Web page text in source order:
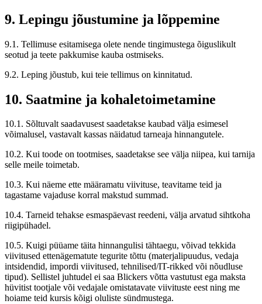
9. Lepingu jõustumine ja lõppemine
9.1. Tellimuse esitamisega olete nende tingimustega õiguslikult
seotud ja teete pakkumise kauba ostmiseks.
9.2. Leping jõustub, kui teie tellimus on kinnitatud.
10. Saatmine ja kohaletoimetamine
10.1. Sõltuvalt saadavusest saadetakse kaubad välja esimesel
võimalusel, vastavalt kassas näidatud tarneaja hinnangutele.
10.2. Kui toode on tootmises, saadetakse see välja niipea, kui tarnija
selle meile toimetab.
10.3. Kui näeme ette määramatu viivituse, teavitame teid ja
tagastame vajaduse korral makstud summad.
10.4. Tarneid tehakse esmaspäevast reedeni, välja arvatud sihtkoha
riigipühadel.
10.5. Kuigi püüame täita hinnangulisi tähtaegu, võivad tekkida
viivitused ettenägematute tegurite tõttu (materjalipuudus, vedaja
intsidendid, impordi viivitused, tehnilised/IT-rikked või nõudluse
tipud). Sellistel juhtudel ei saa Blickers võtta vastutust ega maksta
hüvitist tootjale või vedajale omistatavate viivituste eest ning me
hoiame teid kursis kõigi oluliste sündmustega.